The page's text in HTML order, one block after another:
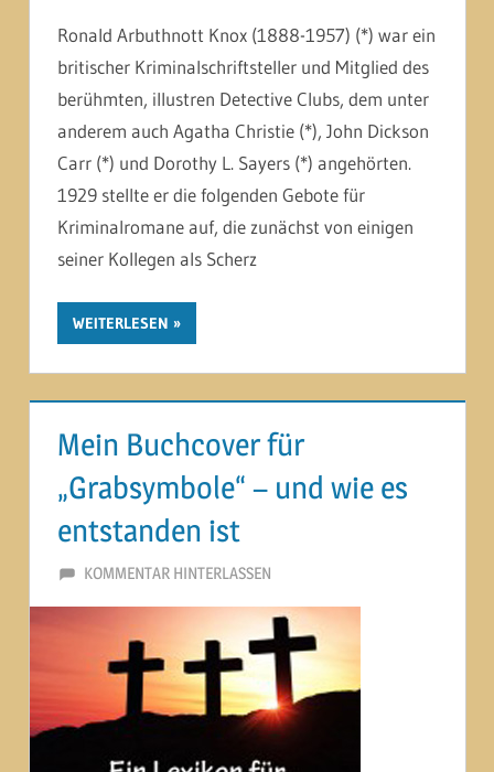
Ronald Arbuthnott Knox (1888-1957) (*) war ein
britischer Kriminalschriftsteller und Mitglied des
berühmten, illustren Detective Clubs, dem unter
anderem auch Agatha Christie (*), John Dickson
Carr (*) und Dorothy L. Sayers (*) angehörten.
1929 stellte er die folgenden Gebote für
Kriminalromane auf, die zunächst von einigen
seiner Kollegen als Scherz
WEITERLESEN
Mein Buchcover für
„Grabsymbole“ – und wie es
entstanden ist
4. SEPTEMBER 2013
MARTINA BERG
KOMMENTAR HINTERLASSEN